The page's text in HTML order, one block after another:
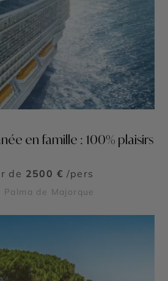
en famille : 100% plaisirs
de 2500 € /pers
de Majorque